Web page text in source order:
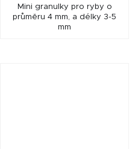
Mini granulky pro ryby o
průměru 4 mm, a délky 3-5
mm